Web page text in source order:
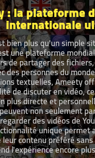
: la plateforme
internationale
bien plus qu'un simple
une plateforme
de partager des
des personnes du
textuelles, Ameety
de discuter en vidéo,
plus directe et
non seulement
des vidéos de
unique permet
contenu préféré
l'expérience encore